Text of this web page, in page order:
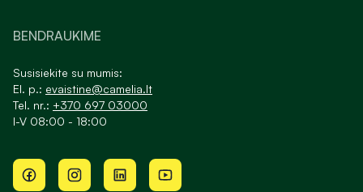
BENDRAUKIME
Susisiekite su mumis:
El. p.: evaistine@camelia.lt
Tel. nr.: +370 697 03000
I-V 08:00 - 18:00